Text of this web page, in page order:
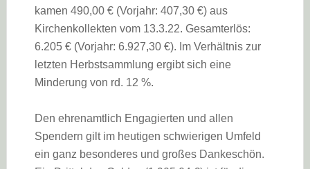
kamen 490,00 € (Vorjahr: 407,30 €) aus
Kirchenkollekten vom 13.3.22. Gesamterlös:
6.205 € (Vorjahr: 6.927,30 €). Im Verhältnis zur
letzten Herbstsammlung ergibt sich eine
Minderung von rd. 12 %.
Den ehrenamtlich Engagierten und allen
Spendern gilt im heutigen schwierigen Umfeld
ein ganz besonderes und großes Dankeschön.